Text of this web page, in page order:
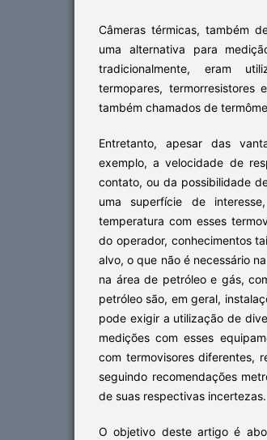
Câmeras térmicas, também
uma alternativa para
tradicionalmente, eram
termopares, termorresistores
também chamados de
Entretanto, apesar das
exemplo, a velocidade de
contato, ou da possibilidade
uma superfície de
temperatura com esses
do operador, conhecimentos
alvo, o que não é necessário
na área de petróleo e gás,
petróleo são, em geral,
pode exigir a utilização de
medições com esses
com termovisores diferentes,
seguindo recomendações
de suas respectivas incertezas.
O objetivo deste artigo é